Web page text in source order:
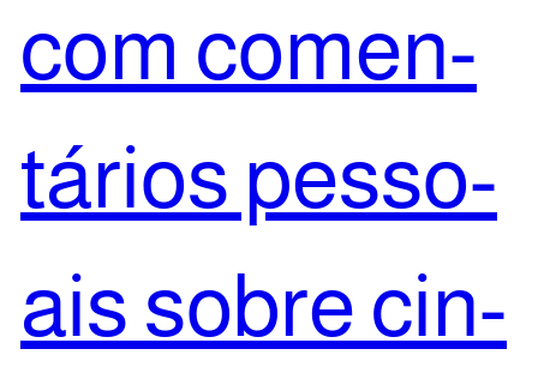
com comen­
tá­ri­os pes­so­
ais sobre cin­